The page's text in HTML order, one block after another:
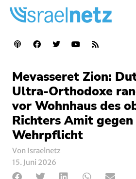
Mevasseret Zion:
Ultra-Orthodoxe
vor Wohnhaus des
Richters Amit gegen
Wehrpflicht
Von Israelnetz
15. Juni 2026